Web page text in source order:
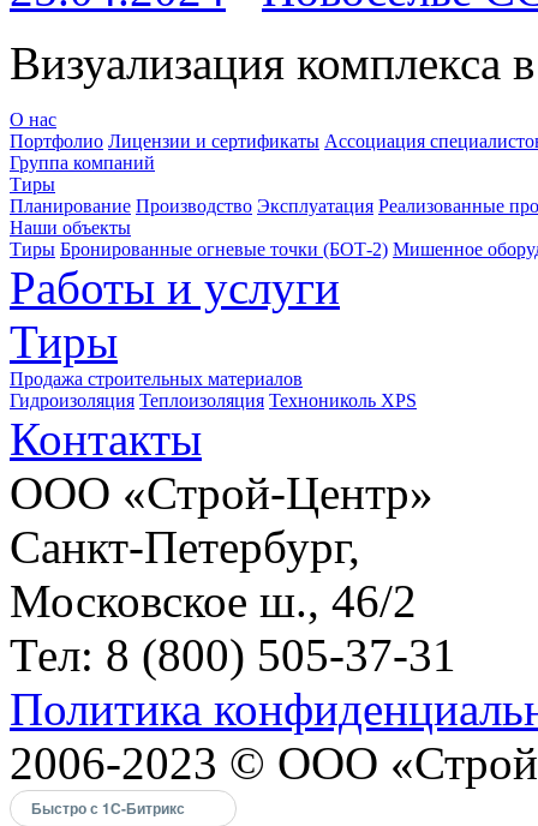
Визуализация комплекса
О нас
Портфолио Лицензии и сертификаты Ассоциация
Группа компаний
Тиры
Планирование Производство Эксплуатация Реализованные
Наши объекты
Тиры Бронированные огневые точки (БОТ-2) Мишенное
Работы и услуги
Тиры
Продажа строительных материалов
Гидроизоляция Теплоизоляция Технониколь XPS
Контакты
ООО «Строй-Центр»
Санкт-Петербург,
Московское ш., 46/2
Тел: 8 (800) 505-37-31
Политика
2006-2023 © ООО
Быстро с 1С-Битрикс